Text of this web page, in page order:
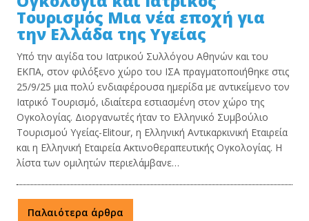
Τουρισμός Μια νέα εποχή για
την Ελλάδα της Υγείας
Υπό την αιγίδα του Ιατρικού Συλλόγου Αθηνών και του
ΕΚΠΑ, στον φιλόξενο χώρο του ΙΣΑ πραγματοποιήθηκε στις
25/9/25 μια πολύ ενδιαφέρουσα ημερίδα με αντικείμενο τον
Ιατρικό Τουρισμό, ιδιαίτερα εστιασμένη στον χώρο της
Ογκολογίας. Διοργανωτές ήταν το Ελληνικό Συμβούλιο
Τουρισμού Υγείας-Elitour, η Ελληνική Αντικαρκινική Εταιρεία
και η Ελληνική Εταιρεία Ακτινοθεραπευτικής Ογκολογίας. Η
λίστα των ομιλητών περιελάμβανε…
Παλαιότερα άρθρα